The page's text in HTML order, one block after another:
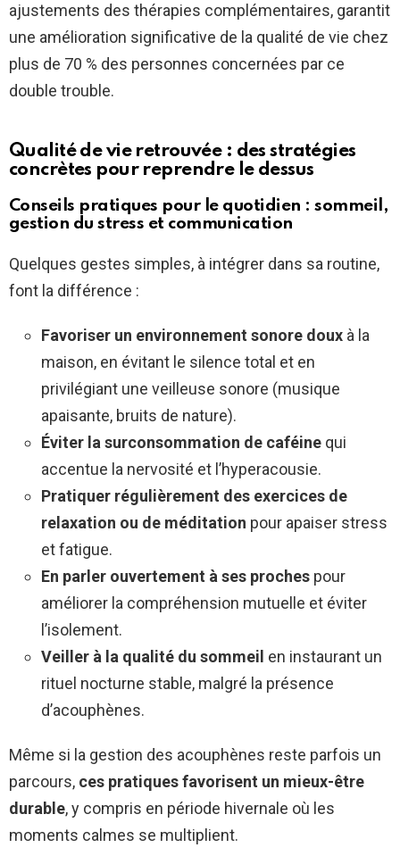
ajustements des thérapies complémentaires, garantit
une amélioration significative de la qualité de vie chez
plus de 70 % des personnes concernées par ce
double trouble.
Qualité de vie retrouvée : des stratégies
concrètes pour reprendre le dessus
Conseils pratiques pour le quotidien : sommeil,
gestion du stress et communication
Quelques gestes simples, à intégrer dans sa routine,
font la différence :
Favoriser un environnement sonore doux à la
maison, en évitant le silence total et en
privilégiant une veilleuse sonore (musique
apaisante, bruits de nature).
Éviter la surconsommation de caféine qui
accentue la nervosité et l’hyperacousie.
Pratiquer régulièrement des exercices de
relaxation ou de méditation pour apaiser stress
et fatigue.
En parler ouvertement à ses proches pour
améliorer la compréhension mutuelle et éviter
l’isolement.
Veiller à la qualité du sommeil en instaurant un
rituel nocturne stable, malgré la présence
d’acouphènes.
Même si la gestion des acouphènes reste parfois un
parcours, ces pratiques favorisent un mieux-être
durable, y compris en période hivernale où les
moments calmes se multiplient.